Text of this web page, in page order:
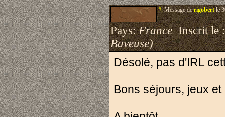
#.Message derigobertle
Pays:FranceInscrit le
Baveuse)
Désolé, pas d'IRL
Bons séjours, jeux